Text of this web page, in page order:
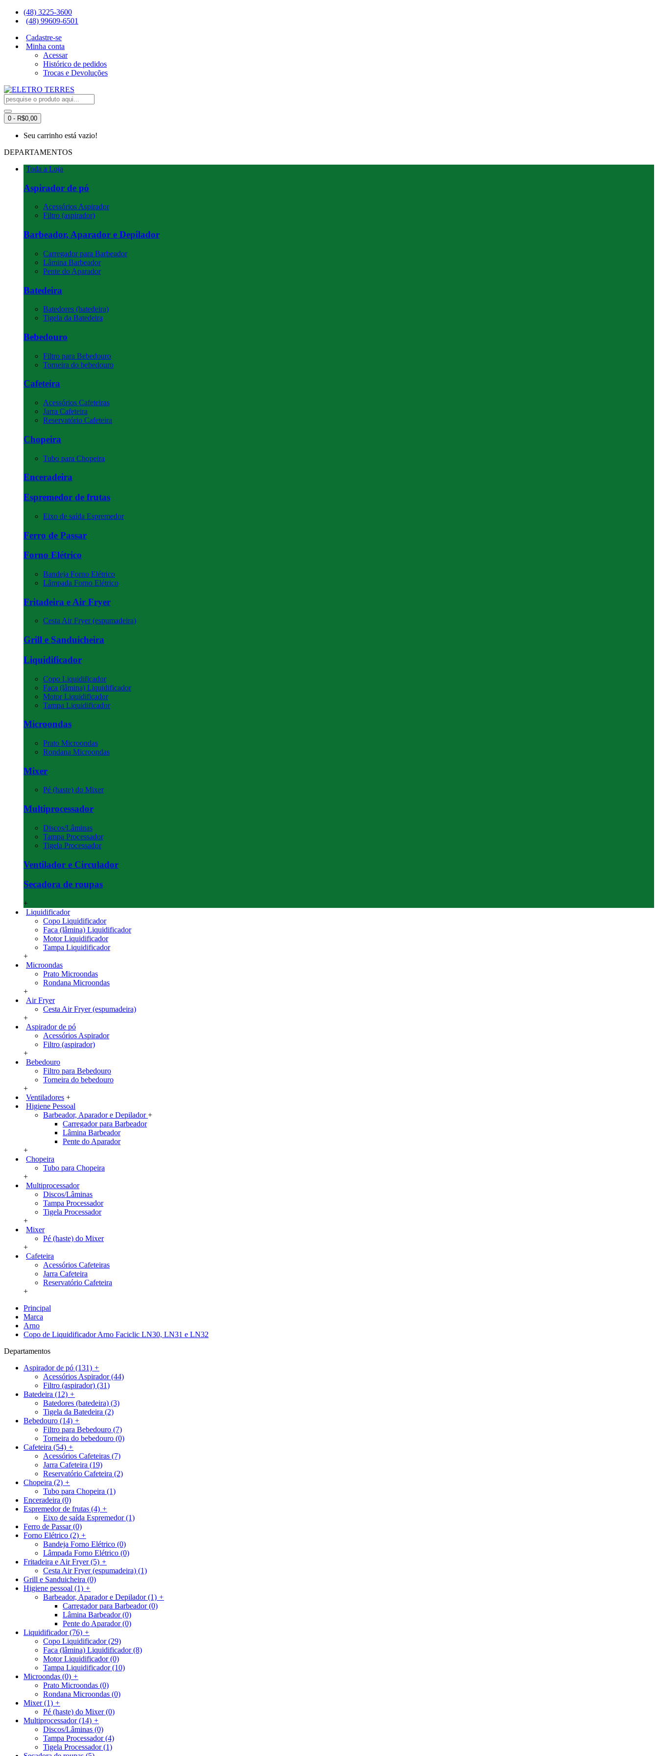
(48) 3225-3600
(48) 99609-6501
Cadastre-se
Minha conta
Acessar
Histórico de pedidos
Trocas e Devoluções
0 - R$0,00
Seu carrinho está vazio!
DEPARTAMENTOS
Toda a Loja
Aspirador de pó
Acessórios Aspirador
Filtro (aspirador)
Barbeador, Aparador e Depilador
Carregador para Barbeador
Lâmina Barbeador
Pente do Aparador
Batedeira
Batedores (batedeira)
Tigela da Batedeira
Bebedouro
Filtro para Bebedouro
Torneira do bebedouro
Cafeteira
Acessórios Cafeteiras
Jarra Cafeteira
Reservatório Cafeteira
Chopeira
Tubo para Chopeira
Enceradeira
Espremedor de frutas
Eixo de saída Espremedor
Ferro de Passar
Forno Elétrico
Bandeja Forno Elétrico
Lâmpada Forno Elétrico
Fritadeira e Air Fryer
Cesta Air Fryer (espumadeira)
Grill e Sanduicheira
Liquidificador
Copo Liquidificador
Faca (lâmina) Liquidificador
Motor Liquidificador
Tampa Liquidificador
Microondas
Prato Microondas
Rondana Microondas
Mixer
Pé (haste) do Mixer
Multiprocessador
Discos/Lâminas
Tampa Processador
Tigela Processador
Ventilador e Circulador
Secadora de roupas
+
Liquidificador
Copo Liquidificador
Faca (lâmina) Liquidificador
Motor Liquidificador
Tampa Liquidificador
+
Microondas
Prato Microondas
Rondana Microondas
+
Air Fryer
Cesta Air Fryer (espumadeira)
+
Aspirador de pó
Acessórios Aspirador
Filtro (aspirador)
+
Bebedouro
Filtro para Bebedouro
Torneira do bebedouro
+
Ventiladores +
Higiene Pessoal
Barbeador, Aparador e Depilador+
Carregador para Barbeador
Lâmina Barbeador
Pente do Aparador
+
Chopeira
Tubo para Chopeira
+
Multiprocessador
Discos/Lâminas
Tampa Processador
Tigela Processador
+
Mixer
Pé (haste) do Mixer
+
Cafeteira
Acessórios Cafeteiras
Jarra Cafeteira
Reservatório Cafeteira
+
Principal
Marca
Arno
Copo de Liquidificador Arno Faciclic LN30, LN31 e LN32
Departamentos
Aspirador de pó (131) +
Acessórios Aspirador(44)
Filtro (aspirador) (31)
Batedeira (12) +
Batedores (batedeira) (3)
Tigela da Batedeira (2)
Bebedouro (14) +
Filtro para Bebedouro (7)
Torneira do bebedouro (0)
Cafeteira (54) +
Acessórios Cafeteiras (7)
Jarra Cafeteira (19)
Reservatório Cafeteira (2)
Chopeira (2) +
Tubo para Chopeira (1)
Enceradeira (0)
Espremedor de frutas (4) +
Eixo de saída Espremedor(1)
Ferro de Passar(0)
Forno Elétrico (2) +
Bandeja Forno Elétrico (0)
Lâmpada Forno Elétrico (0)
Fritadeira e Air Fryer(5) +
Cesta Air Fryer (espumadeira) (1)
Grill e Sanduicheira (0)
Higiene pessoal (1) +
Barbeador, Aparador e Depilador(1) +
Carregador para Barbeador(0)
Lâmina Barbeador(0)
Pente do Aparador(0)
Liquidificador(76) +
Copo Liquidificador(29)
Faca (lâmina) Liquidificador(8)
Motor Liquidificador(0)
Tampa Liquidificador(10)
Microondas (0) +
Prato Microondas (0)
Rondana Microondas (0)
Mixer(1) +
Pé (haste) do Mixer(0)
Multiprocessador(14) +
Discos/Lâminas (0)
Tampa Processador(4)
Tigela Processador(1)